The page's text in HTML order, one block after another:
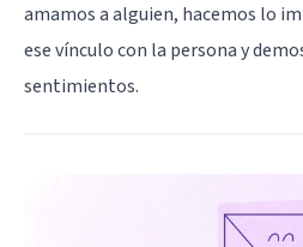
amamos a alguien, hacemos lo
ese vínculo con la persona y
sentimientos.